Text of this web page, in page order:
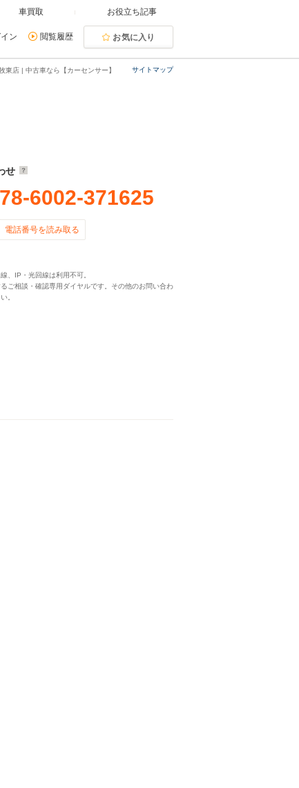
車買取 お役立ち記事
ン 閲覧履歴 お気に入り
サイトマップ
店 | 中古車なら【カーセンサー】
せ
6002-371625
電話番号を読み取る
、IP・光回線は利用不可。
ご相談・確認専用ダイヤルです。その他のお問い合わ
。